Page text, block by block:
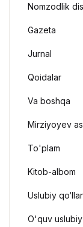
Nomzodlik
Gazeta
Jurnal
Qoidalar
Va boshqa
Mirziyoyev
To'plam
Kitob-albom
Uslubiy
O'quv